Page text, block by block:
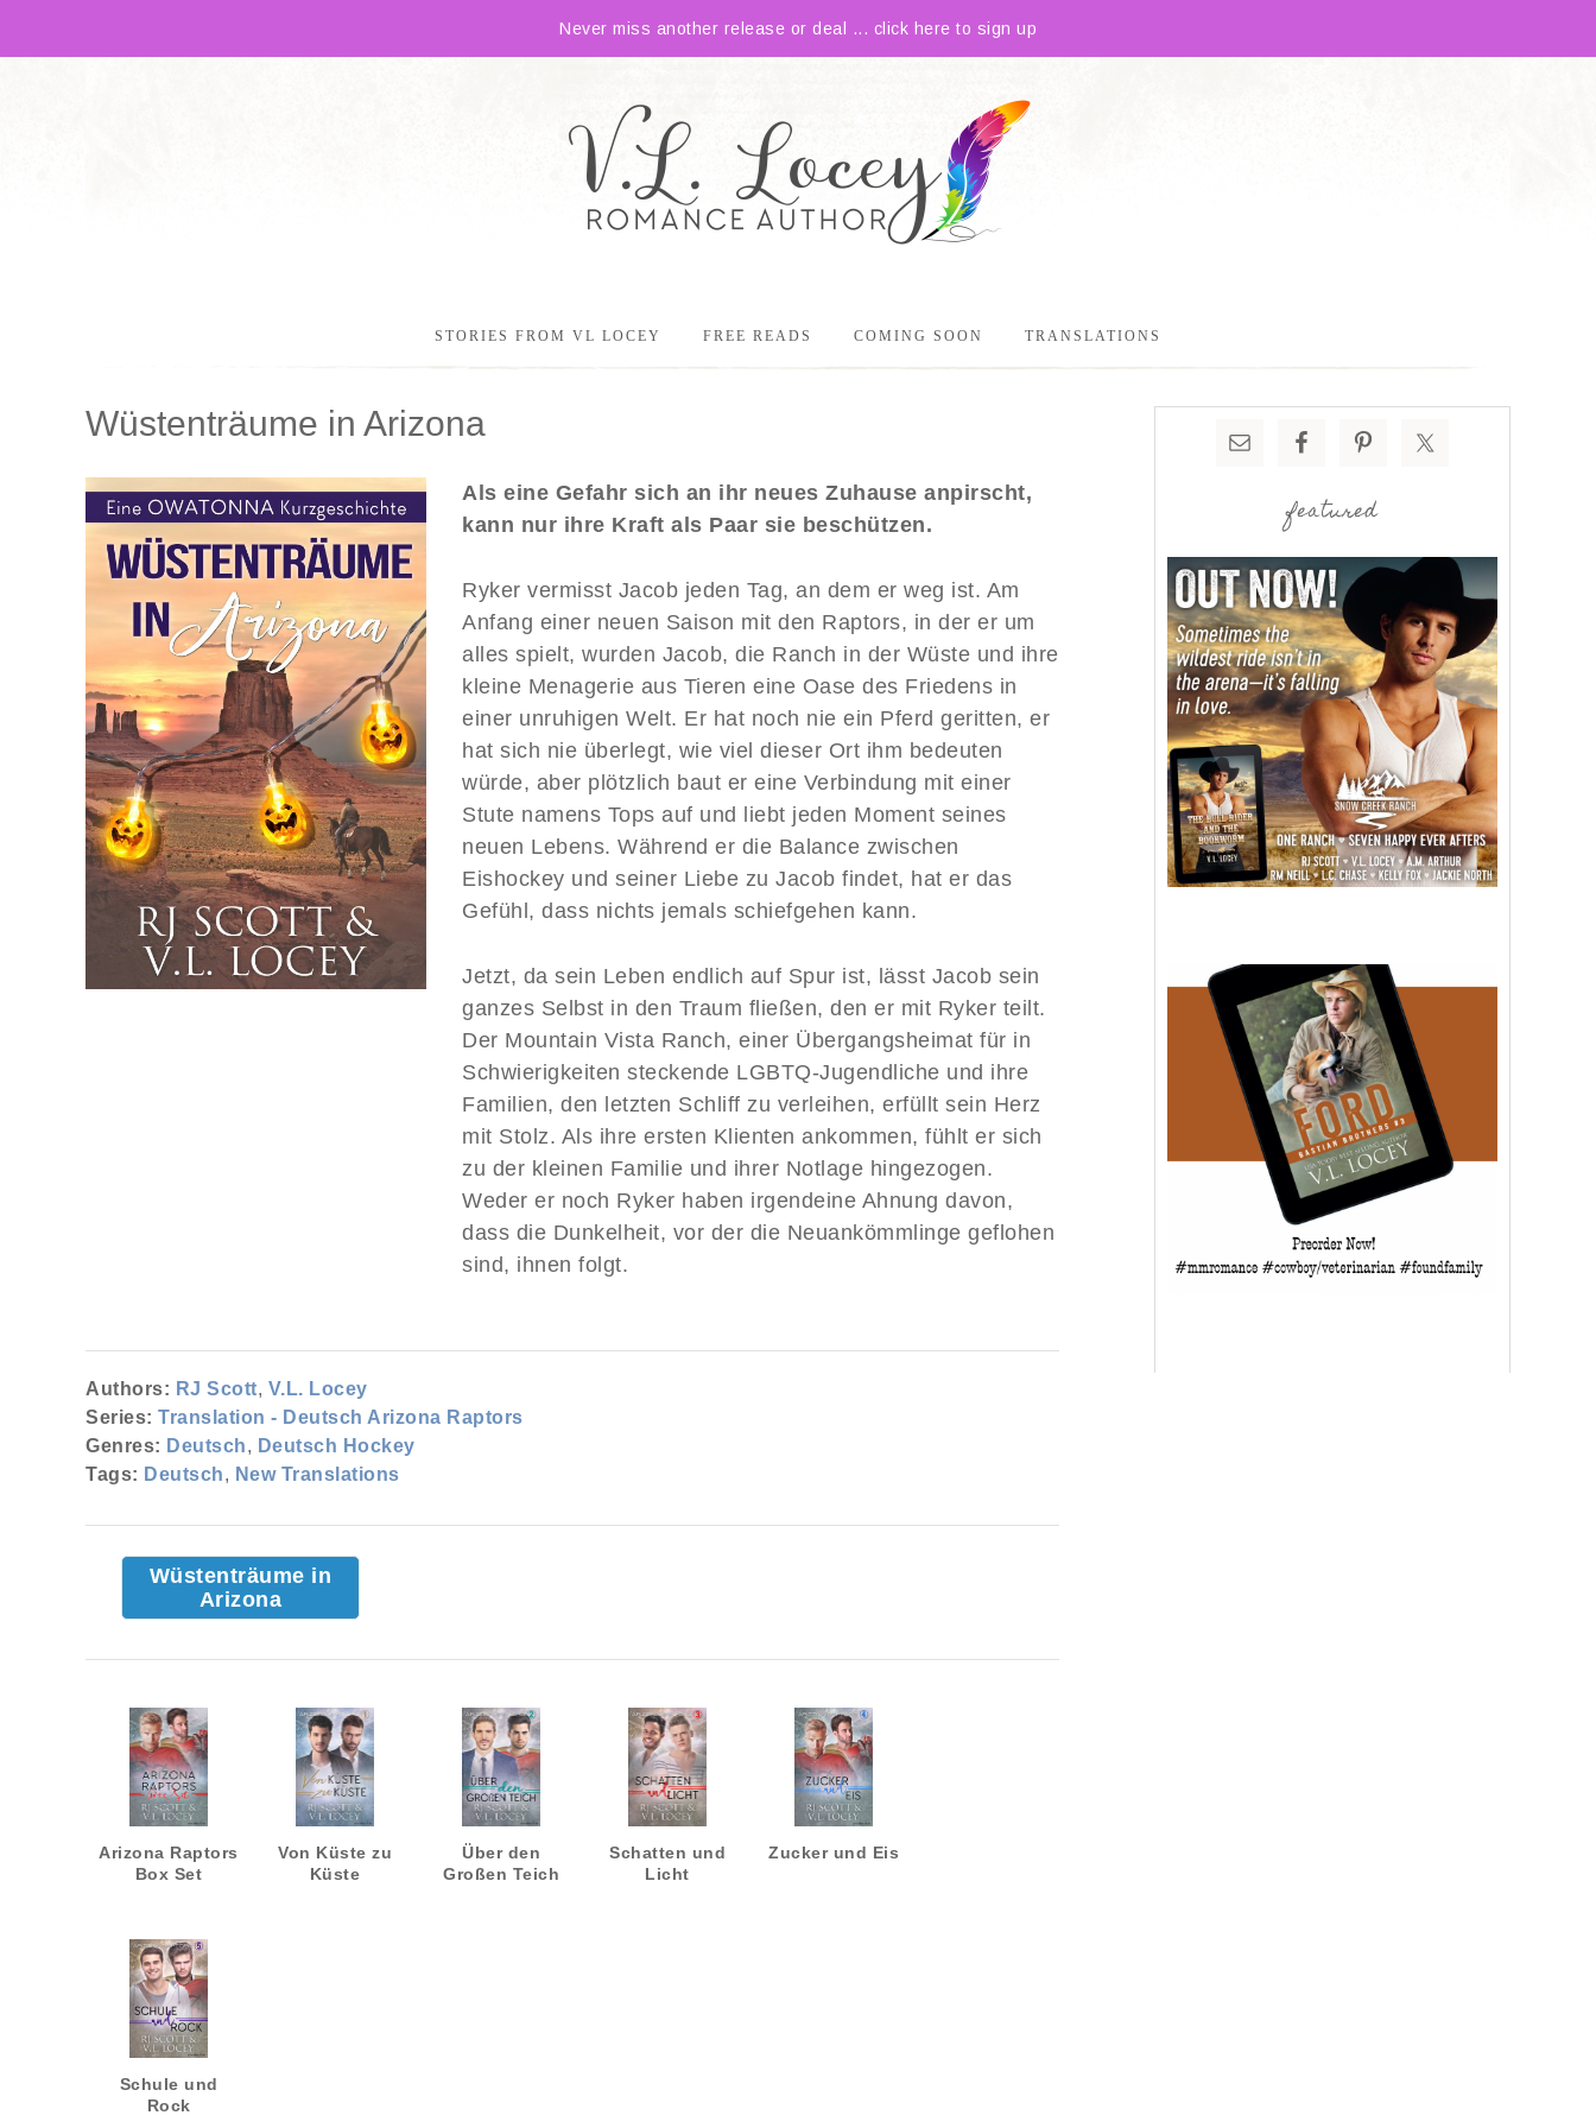
Never miss another release or deal ... click here to sign up
STORIES FROM VL LOCEY FREE READS COMING SOON TRANSLATIONS
Wüstenträume in Arizona
Als eine Gefahr sich an ihr neues Zuhause anpirscht,
kann nur ihre Kraft als Paar sie beschützen.
Ryker vermisst Jacob jeden Tag, an dem er weg ist. Am
Anfang einer neuen Saison mit den Raptors, in der er um
alles spielt, wurden Jacob, die Ranch in der Wüste und ihre
kleine Menagerie aus Tieren eine Oase des Friedens in
einer unruhigen Welt. Er hat noch nie ein Pferd geritten, er
hat sich nie überlegt, wie viel dieser Ort ihm bedeuten
würde, aber plötzlich baut er eine Verbindung mit einer
Stute namens Tops auf und liebt jeden Moment seines
neuen Lebens. Während er die Balance zwischen
Eishockey und seiner Liebe zu Jacob findet, hat er das
Gefühl, dass nichts jemals schiefgehen kann.
Jetzt, da sein Leben endlich auf Spur ist, lässt Jacob sein
ganzes Selbst in den Traum fließen, den er mit Ryker teilt.
Der Mountain Vista Ranch, einer Übergangsheimat für in
Schwierigkeiten steckende LGBTQ-Jugendliche und ihre
Familien, den letzten Schliff zu verleihen, erfüllt sein Herz
mit Stolz. Als ihre ersten Klienten ankommen, fühlt er sich
zu der kleinen Familie und ihrer Notlage hingezogen.
Weder er noch Ryker haben irgendeine Ahnung davon,
dass die Dunkelheit, vor der die Neuankömmlinge geflohen
sind, ihnen folgt.
Authors: RJ Scott, V.L. Locey
Series: Translation - Deutsch Arizona Raptors
Genres: Deutsch, Deutsch Hockey
Tags: Deutsch, New Translations
Wüstenträume in
Arizona
Arizona Raptors
Box Set
Von Küste zu
Küste
Über den
Großen Teich
Schatten und
Licht
Zucker und Eis
Schule und
Rock
featured